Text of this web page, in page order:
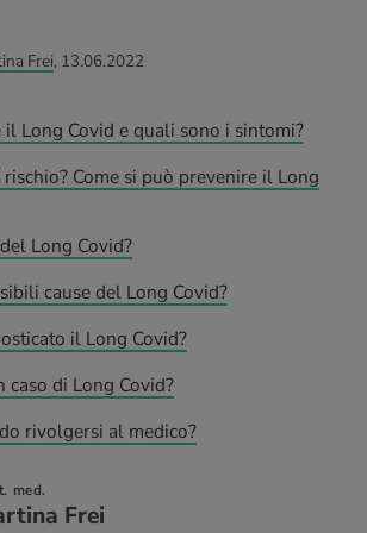
ALIMENTAZIONE
MOVIMENTO
RILASSAMENTO
attivo
MEDICINA
SERVIZIO
Frei, 13.06.2022
il Long Covid e quali sono i sintomi?
Come si può prevenire il Long
Long Covid?
cause del Long Covid?
il Long Covid?
caso di Long Covid?
rivolgersi al medico?
med.
Frei